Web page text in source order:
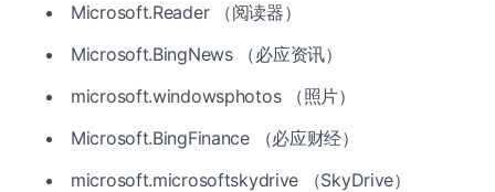
Microsoft.Reader （阅读器）
Microsoft.BingNews （必应资讯）
microsoft.windowsphotos （照片）
Microsoft.BingFinance （必应财经）
microsoft.microsoftskydrive （SkyDrive）